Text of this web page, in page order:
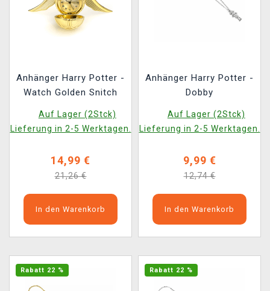
Anhänger Harry Potter -
Watch Golden Snitch
Auf Lager (2Stck)
Lieferung in 2-5 Werktagen.
14,99 €
21,26 €
In den Warenkorb
Anhänger Harry Potter -
Dobby
Auf Lager (2Stck)
Lieferung in 2-5 Werktagen.
9,99 €
12,74 €
In den Warenkorb
Rabatt 22 % Rabatt 22 %